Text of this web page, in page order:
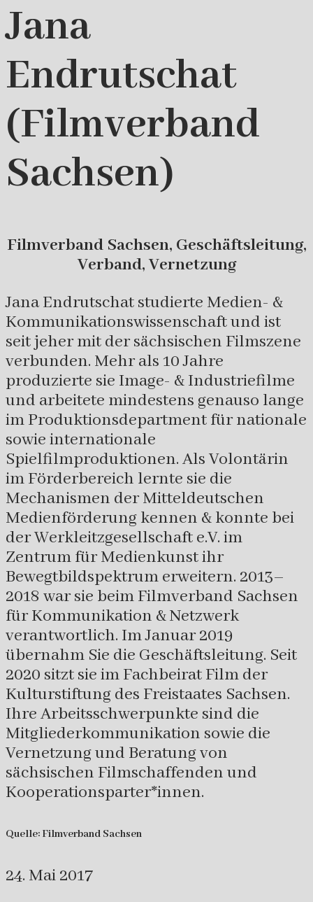
Jana
Endrutschat
(Filmverband
Sachsen)
Filmverband Sachsen, Geschäftsleitung,
Verband, Vernetzung
Jana Endrutschat studierte Medien- &
Kommunikationswissenschaft und ist
seit jeher mit der sächsischen Filmszene
verbunden. Mehr als 10 Jahre
produzierte sie Image- & Industriefilme
und arbeitete mindestens genauso lange
im Produktionsdepartment für nationale
sowie internationale
Spielfilmproduktionen. Als Volontärin
im Förderbereich lernte sie die
Mechanismen der Mitteldeutschen
Medienförderung kennen & konnte bei
der Werkleitzgesellschaft e.V. im
Zentrum für Medienkunst ihr
Bewegtbildspektrum erweitern. 2013–
2018 war sie beim Filmverband Sachsen
für Kommunikation & Netzwerk
verantwortlich. Im Januar 2019
übernahm Sie die Geschäftsleitung. Seit
2020 sitzt sie im Fachbeirat Film der
Kulturstiftung des Freistaates Sachsen.
Ihre Arbeitsschwerpunkte sind die
Mitgliederkommunikation sowie die
Vernetzung und Beratung von
sächsischen Filmschaffenden und
Kooperationsparter*innen.
Quelle: Filmverband Sachsen
24. Mai 2017